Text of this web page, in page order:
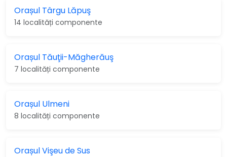
Orașul Târgu Lăpuş
14 localități componente
Orașul Tăuţii-Măgherăuş
7 localități componente
Orașul Ulmeni
8 localități componente
Orașul Vişeu de Sus